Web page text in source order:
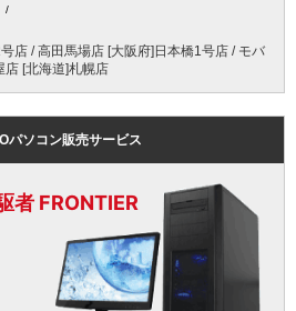
店 / 高田馬場店 [大阪府]日本橋1号店 / モバ
店 [北海道]札幌店
パソコン販売サービス
者 FRONTIER